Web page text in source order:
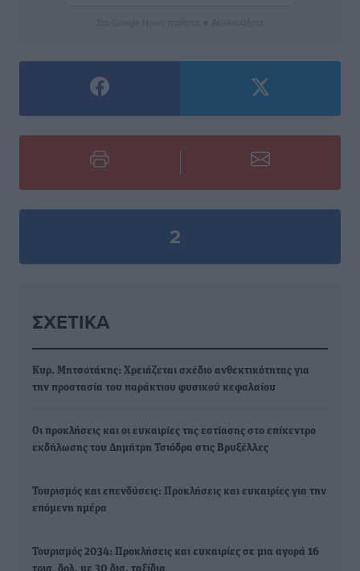
2
ΣΧΕΤΙΚΆ
Κυρ. Μητσοτάκης: Χρειάζεται σχέδιο ανθεκτικότητας για
την προστασία του παράκτιου φυσικού κεφαλαίου
Οι προκλήσεις και οι ευκαιρίες της εστίασης στο επίκεντρο
εκδήλωσης του Δημήτρη Τσιόδρα στις Βρυξέλλες
Τουρισμός και επενδύσεις: Προκλήσεις και ευκαιρίες για την
επόμενη ημέρα
Τουρισμός 2034: Προκλήσεις και ευκαιρίες σε μια αγορά 16